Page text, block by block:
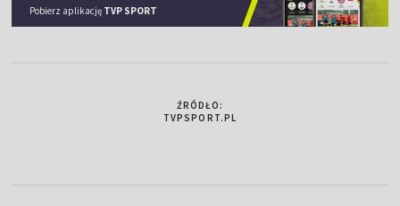
Pobierz aplikację TVP SPORT
ŹRÓDŁO:
TVPSPORT.PL